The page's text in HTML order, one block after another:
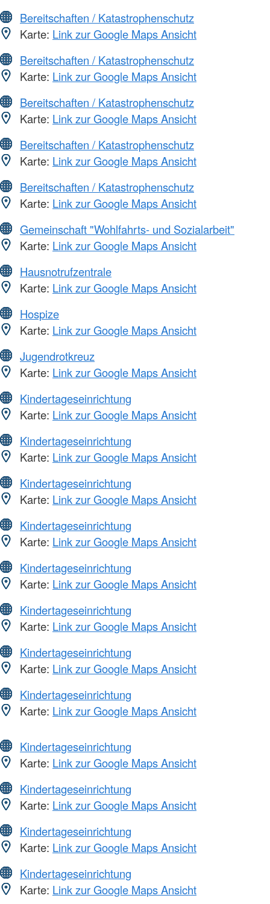
Bereitschaften / Katastrophenschutz
Karte: Link zur Google Maps Ansicht
Bereitschaften / Katastrophenschutz
Karte: Link zur Google Maps Ansicht
Bereitschaften / Katastrophenschutz
Karte: Link zur Google Maps Ansicht
Bereitschaften / Katastrophenschutz
Karte: Link zur Google Maps Ansicht
Bereitschaften / Katastrophenschutz
Karte: Link zur Google Maps Ansicht
Gemeinschaft "Wohlfahrts- und Sozialarbeit"
Karte: Link zur Google Maps Ansicht
Hausnotrufzentrale
Karte: Link zur Google Maps Ansicht
Hospize
Karte: Link zur Google Maps Ansicht
Jugendrotkreuz
Karte: Link zur Google Maps Ansicht
Kindertageseinrichtung
Karte: Link zur Google Maps Ansicht
Kindertageseinrichtung
Karte: Link zur Google Maps Ansicht
Kindertageseinrichtung
Karte: Link zur Google Maps Ansicht
Kindertageseinrichtung
Karte: Link zur Google Maps Ansicht
Kindertageseinrichtung
Karte: Link zur Google Maps Ansicht
Kindertageseinrichtung
Karte: Link zur Google Maps Ansicht
Kindertageseinrichtung
Karte: Link zur Google Maps Ansicht
Kindertageseinrichtung
Karte: Link zur Google Maps Ansicht
Kindertageseinrichtung
Karte: Link zur Google Maps Ansicht
Kindertageseinrichtung
Karte: Link zur Google Maps Ansicht
Kindertageseinrichtung
Karte: Link zur Google Maps Ansicht
Kindertageseinrichtung
Karte: Link zur Google Maps Ansicht